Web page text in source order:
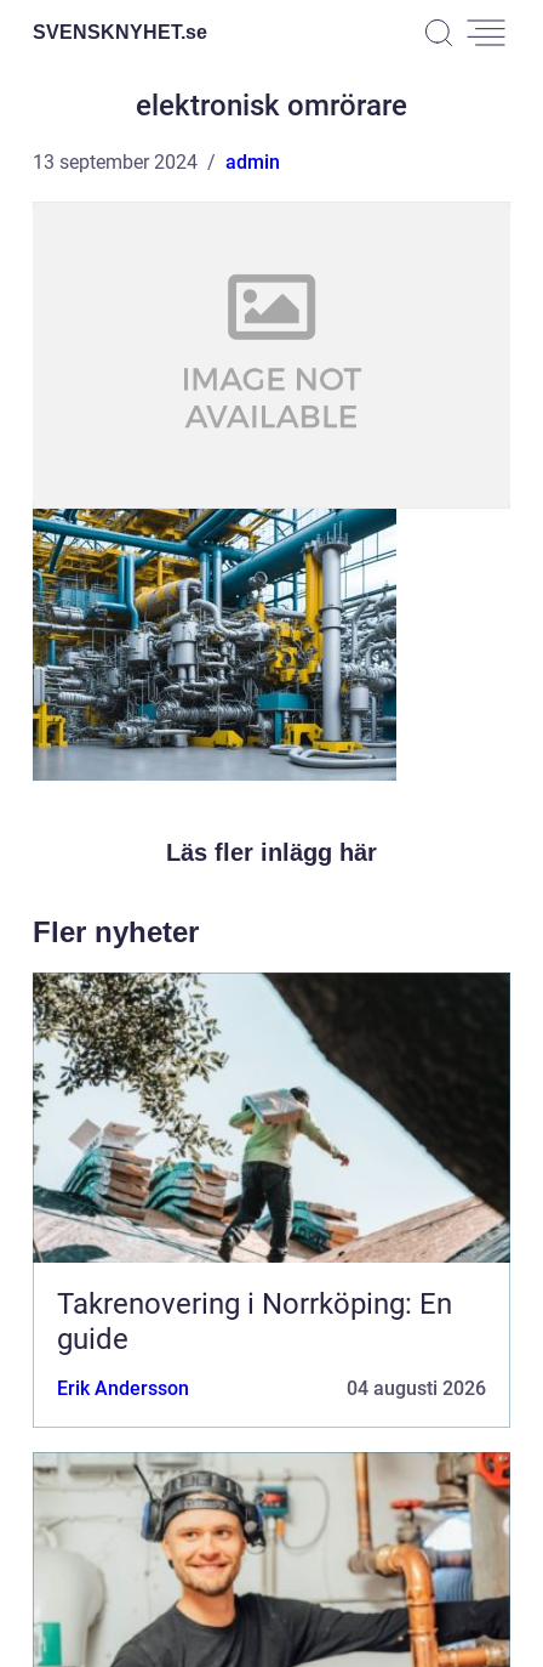
SVENSKNYHET.se
elektronisk omrörare
13 september 2024 admin
Läs fler inlägg här
Fler nyheter
Takrenovering i Norrköping: En
guide
Erik Andersson 04 augusti 2026